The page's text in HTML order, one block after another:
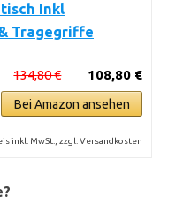
Inkl
Tragegriffe
108,80 €
134,80 €
Bei Amazon ansehen
inkl. MwSt., zzgl. Versandkosten